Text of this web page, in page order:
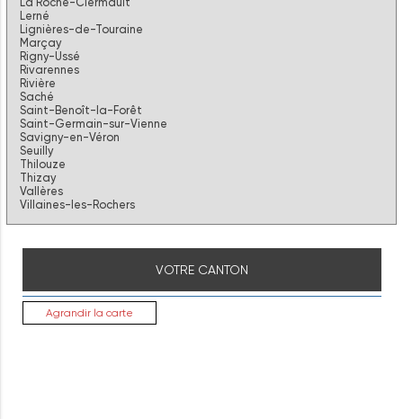
Lerné
Lignières-de-Touraine
Marçay
Rigny-Ussé
Rivarennes
Rivière
Saché
Saint-Benoît-la-Forêt
Saint-Germain-sur-Vienne
Savigny-en-Véron
Seuilly
Thilouze
Thizay
Vallères
Villaines-les-Rochers
VOTRE CANTON
Agrandir la carte